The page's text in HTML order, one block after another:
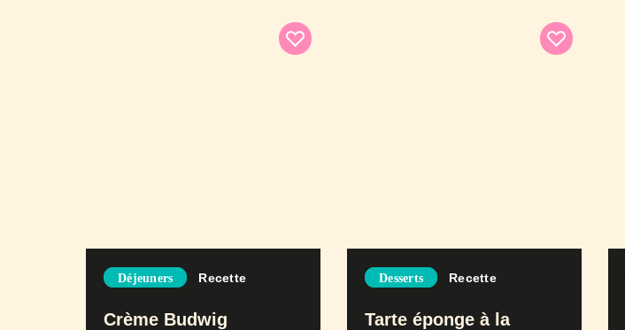
Déjeuners Recette
Crème Budwig
Desserts Recette
Tarte éponge à la